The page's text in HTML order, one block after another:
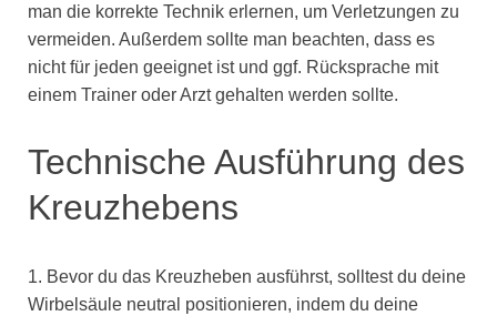
man die korrekte Technik erlernen, um Verletzungen zu
vermeiden. Außerdem sollte man beachten, dass es
nicht für jeden geeignet ist und ggf. Rücksprache mit
einem Trainer oder Arzt gehalten werden sollte.
Technische Ausführung des
Kreuzhebens
1. Bevor du das Kreuzheben ausführst, solltest du deine
Wirbelsäule neutral positionieren, indem du deine